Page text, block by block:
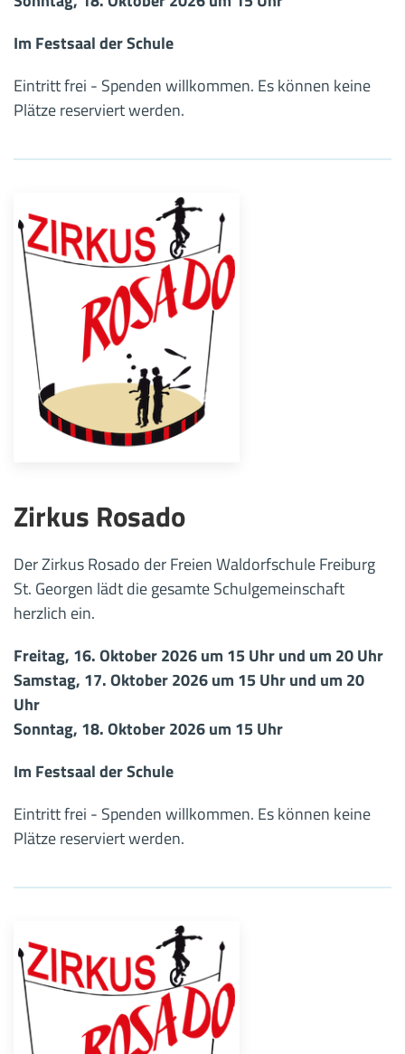
Im Festsaal der Schule
Eintritt frei - Spenden willkommen. Es können keine
Plätze reserviert werden.
Zirkus Rosado
Der Zirkus Rosado der Freien Waldorfschule Freiburg
St. Georgen lädt die gesamte Schulgemeinschaft
herzlich ein.
Freitag, 16. Oktober 2026 um 15 Uhr und um 20 Uhr
Samstag, 17. Oktober 2026 um 15 Uhr und um 20
Uhr
Sonntag, 18. Oktober 2026 um 15 Uhr
Im Festsaal der Schule
Eintritt frei - Spenden willkommen. Es können keine
Plätze reserviert werden.